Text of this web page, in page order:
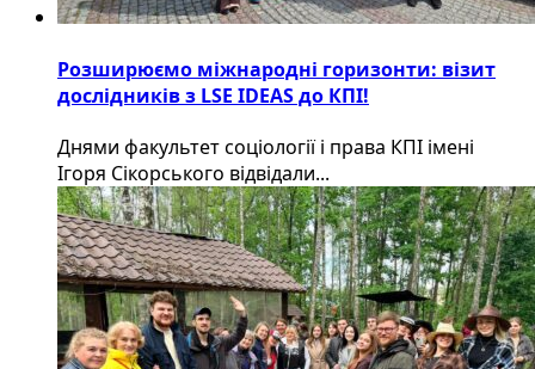
Розширюємо міжнародні горизонти: візит
дослідників з LSE IDEAS до КПІ!
Днями факультет соціології і права КПІ імені
Ігоря Сікорського відвідали...